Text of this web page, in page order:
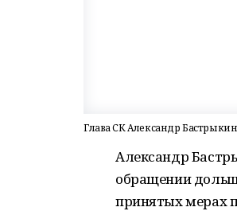
Глава СК Александр
Александр
обращении
принятых мерах